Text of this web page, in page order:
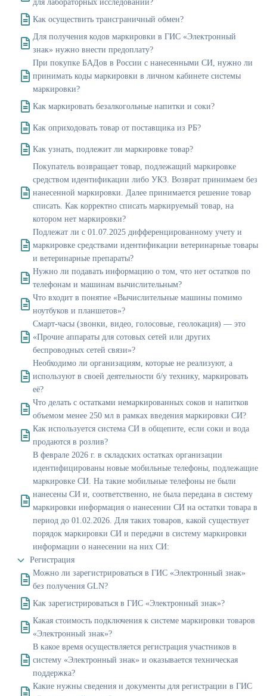
для лабораторных исследований?
Как осуществить трансграничный обмен?
Для получения кодов маркировки в ГИС «Электронный
знак» нужно внести предоплату?
При покупке БАДов в России с нанесенными СИ, нужно ли
принимать коды маркировки в личном кабинете системы
маркировки?
Как маркировать безалкогольные напитки и соки?
Как оприходовать товар от поставщика из РБ?
Как узнать, подлежит ли маркировке товар?
Покупатель возвращает товар, подлежащий маркировке
средством идентификации либо УКЗ. Возврат принимаем без
нанесенной маркировки. Далее принимается решение товар
списать. Как корректно списать маркируемый товар, на
котором нет маркировки?
Подлежат ли с 01.07.2025 дифференцированному учету и
маркировке средствами идентификации ветеринарные товары
и ветеринарные препараты?
Нужно ли подавать информацию о том, что нет остатков по
телефонам и машинам вычислительным?
Что входит в понятие «Вычислительные машины помимо
ноутбуков и планшетов»?
Смарт-часы (звонки, видео, голосовые, геолокация) — это
«Прочие аппараты для сотовых сетей или других
беспроводных сетей связи»?
Необходимо ли организациям, которые не реализуют, а
используют в своей деятельности б/у технику, маркировать
её?
Что делать с остатками немаркированных соков и напитков
объемом менее 250 мл в рамках введения маркировки СИ?
Как используется система СИ в общепите, если соки и вода
продаются в розлив?
В феврале 2026 г. в складских остатках организации
идентифицированы новые мобильные телефоны, подлежащие
маркировке СИ. На такие мобильные телефоны не были
нанесены СИ и, соответственно, не была передана в систему
маркировки информация о нанесении СИ на остатки товара в
период до 01.02.2026. Для таких товаров, какой существует
порядок маркировки СИ и передачи в систему маркировки
информации о нанесении на них СИ:
Регистрация
Можно ли зарегистрироваться в ГИС «Электронный знак»
без получения GLN?
Как зарегистрироваться в ГИС «Электронный знак»?
Какая стоимость подключения к системе маркировки товаров
«Электронный знак»?
В какое время осуществляется регистрация участников в
систему «Электронный знак» и оказывается техническая
поддержка?
Какие нужны сведения и документы для регистрации в ГИС